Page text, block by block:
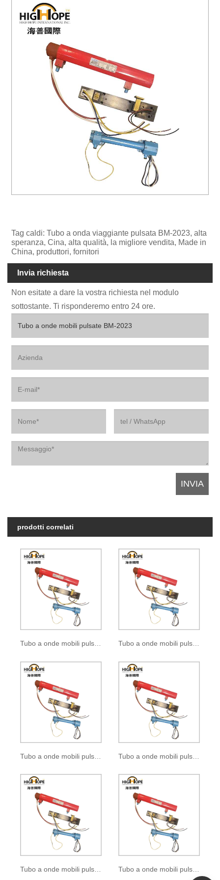
Tag caldi: Tubo a onda viaggiante pulsata BM-2023, alta
speranza, Cina, alta qualità, la migliore vendita, Made in
China, produttori, fornitori
Invia richiesta
Non esitate a dare la vostra richiesta nel modulo
sottostante. Ti risponderemo entro 24 ore.
prodotti correlati
Tubo a onde mobili pulsate B-272
Tubo a onde mobili pulsate BM-1031
Tubo a onde mobili pulsate BM-1921